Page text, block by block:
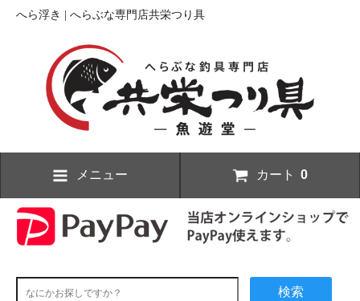
へら浮き | へらぶな専門店共栄つり具
メニュー カート 0
検索